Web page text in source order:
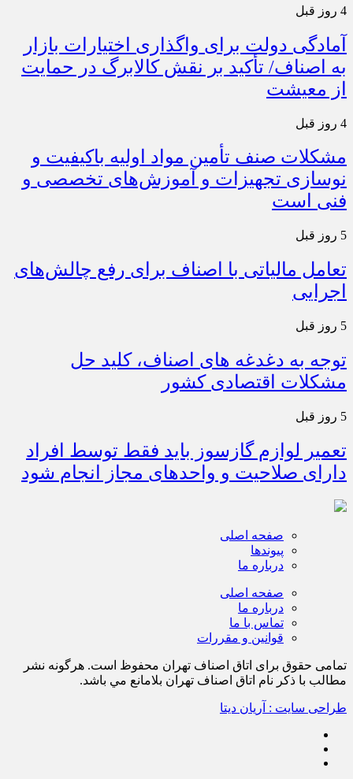
4 روز قبل
آمادگی دولت برای واگذاری اختیارات بازار
به اصناف/ تأکید بر نقش کالابرگ در حمایت
از معیشت
4 روز قبل
مشکلات صنف تأمین مواد اولیه باکیفیت و
نوسازی تجهیزات و آموزش‌های تخصصی و
فنی است
5 روز قبل
تعامل مالیاتی با اصناف برای رفع چالش‌های
اجرایی
5 روز قبل
توجه به دغدغه های اصناف، کلید حل
مشکلات اقتصادی کشور
5 روز قبل
تعمیر لوازم گازسوز باید فقط توسط افراد
دارای صلاحیت و واحدهای مجاز انجام شود
صفحه اصلی
پیوندها
درباره ما
صفحه اصلی
درباره ما
تماس با ما
قوانین و مقررات
تمامی حقوق برای اتاق اصناف تهران محفوظ است. هرگونه نشر
مطالب با ذكر نام اتاق اصناف تهران بلامانع مي باشد.
طراحی سایت : آریان دیتا